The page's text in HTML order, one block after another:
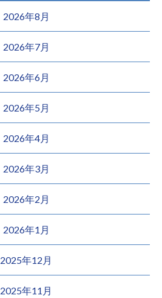
2026年8月
2026年7月
2026年6月
2026年5月
2026年4月
2026年3月
2026年2月
2026年1月
2025年12月
2025年11月